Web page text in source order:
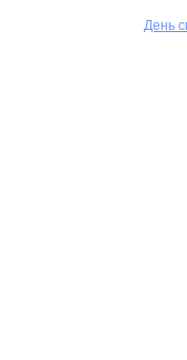
День